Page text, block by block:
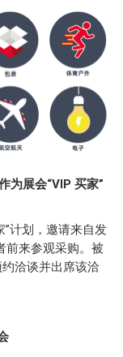
为展会“VIP 买家”
”计划，邀请来自发
前来参观采购。被
洽谈并出席该洽